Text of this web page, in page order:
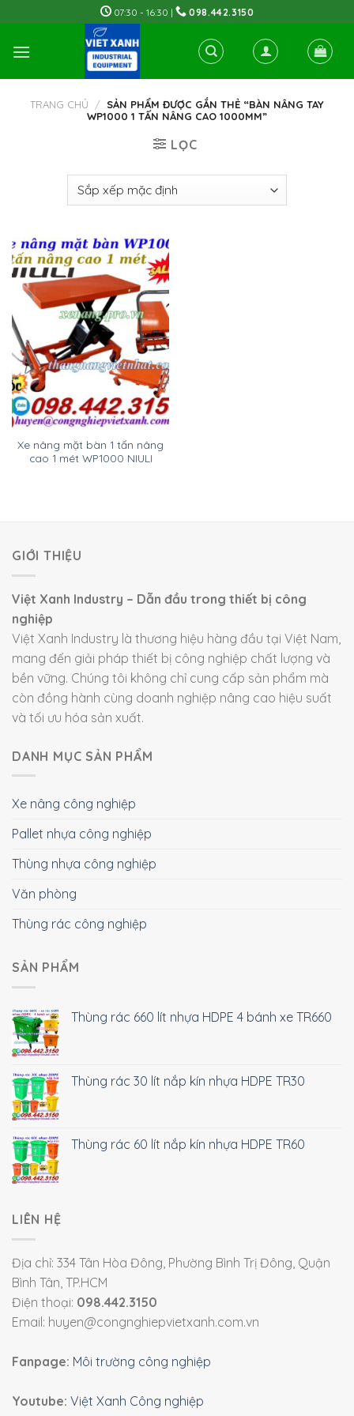
to
content
07:30 - 16:30 | 098.442.3150
TRANG CHỦ / SẢN PHẨM ĐƯỢC GẮN THẺ “BÀN NÂNG TAY
WP1000 1 TẤN NÂNG CAO 1000MM”
LỌC
Xe nâng mặt bàn 1 tấn nâng
cao 1 mét WP1000 NIULI
GIỚI THIỆU
Việt Xanh Industry – Dẫn đầu trong thiết bị công
nghiệp
Việt Xanh Industry là thương hiệu hàng đầu tại Việt Nam,
mang đến giải pháp thiết bị công nghiệp chất lượng và
bền vững. Chúng tôi không chỉ cung cấp sản phẩm mà
còn đồng hành cùng doanh nghiệp nâng cao hiệu suất
và tối ưu hóa sản xuất.
DANH MỤC SẢN PHẨM
Xe nâng công nghiệp
Pallet nhựa công nghiệp
Thùng nhựa công nghiệp
Văn phòng
Thùng rác công nghiệp
SẢN PHẨM
Thùng rác 660 lít nhựa HDPE 4 bánh xe TR660
Thùng rác 30 lít nắp kín nhựa HDPE TR30
Thùng rác 60 lít nắp kín nhựa HDPE TR60
LIÊN HỆ
Địa chỉ: 334 Tân Hòa Đông, Phường Bình Trị Đông, Quận
Bình Tân, TP.HCM
Điện thoại: 098.442.3150
Email: huyen@congnghiepvietxanh.com.vn
Fanpage: Môi trường công nghiệp
Youtube: Việt Xanh Công nghiệp